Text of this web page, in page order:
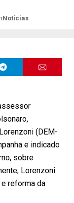
Notícias
(DEM-
e indicado
sobre
Lorenzoni
reforma da